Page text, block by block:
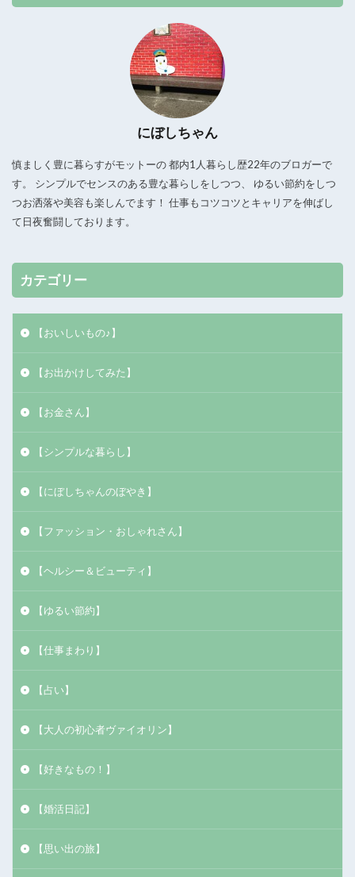
にぼしちゃん
慎ましく豊に暮らすがモットーの 都内1人暮らし歴22年のブロガーで
す。 シンプルでセンスのある豊な暮らしをしつつ、 ゆるい節約をしつ
つお洒落や美容も楽しんでます！ 仕事もコツコツとキャリアを伸ばし
て日夜奮闘しております。
カテゴリー
【おいしいもの♪】
【お出かけしてみた】
【お金さん】
【シンプルな暮らし】
【にぼしちゃんのぼやき】
【ファッション・おしゃれさん】
【ヘルシー＆ビューティ】
【ゆるい節約】
【仕事まわり】
【占い】
【大人の初心者ヴァイオリン】
【好きなもの！】
【婚活日記】
【思い出の旅】